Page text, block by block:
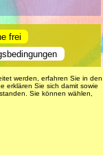
frei
werden, erfahren Sie in den
erklären Sie sich damit sowie
Sie können wählen,